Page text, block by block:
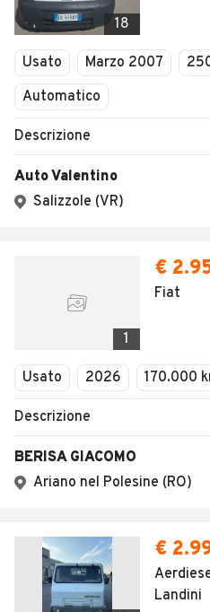
18
Usato Marzo 2007
Automatico
Descrizione
Auto Valentino
Salizzole (VR)
1
€
Fiat
Usato 2026 170.000
Descrizione
BERISA GIACOMO
Ariano nel Polesine (RO)
€
Landini